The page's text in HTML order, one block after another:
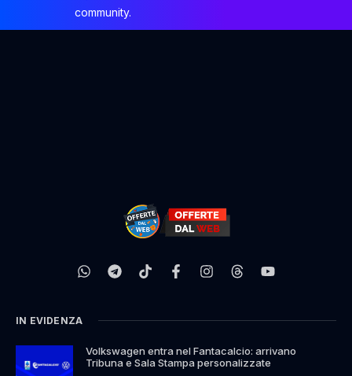
community.
IN EVIDENZA
Volkswagen entra nel Fantacalcio: arrivano
Tribuna e Sala Stampa personalizzate